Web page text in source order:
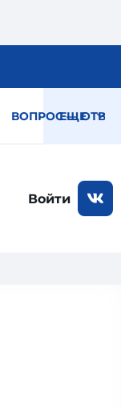
ВОПРОС — ОТВЕТ
ЕЩЕ
Войти